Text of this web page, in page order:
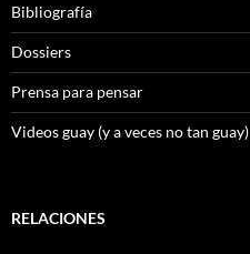
Bibliografía
Dossiers
Prensa para pensar
Videos guay (y a veces no tan guay)
RELACIONES